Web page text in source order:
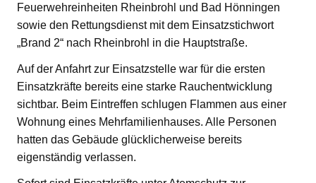
Feuerwehreinheiten Rheinbrohl und Bad Hönningen
sowie den Rettungsdienst mit dem Einsatzstichwort
„Brand 2“ nach Rheinbrohl in die Hauptstraße.
Auf der Anfahrt zur Einsatzstelle war für die ersten
Einsatzkräfte bereits eine starke Rauchentwicklung
sichtbar. Beim Eintreffen schlugen Flammen aus einer
Wohnung eines Mehrfamilienhauses. Alle Personen
hatten das Gebäude glücklicherweise bereits
eigenständig verlassen.